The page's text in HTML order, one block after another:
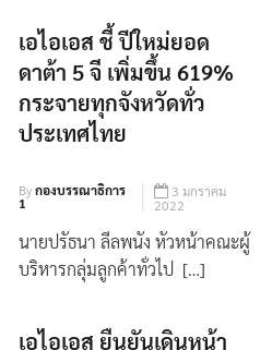
เอไอเอส ชี้ ปีใหม่ยอด
ดาต้า 5 จี เพิ่มขึ้น 619%
กระจายทุกจังหวัดทั่ว
ประเทศไทย
Byกองบรรณาธิการ
1
3 มกราคม
2022
นายปรัธนา ลีลพนัง หัวหน้าคณะผู้
บริหารกลุ่มลูกค้าทั่วไป […]
เอไอเอส ยืนยันเดินหน้า